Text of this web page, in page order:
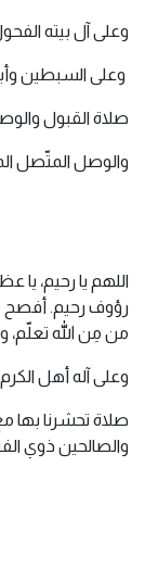
وعلى آل بيته
وعلى السبطين
صلاة القبول
والوصل المتّصل
اللهم يا رحيم، يا
رؤوف رحيم. أفصح
من مِن الله
وعلى آله أهل
صلاة تحشرنا بها مع
والصالحين ذوي